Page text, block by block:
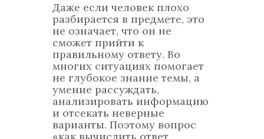
Даже если человек плохо
разбирается в предмете, это
не означает, что он не
сможет прийти к
правильному ответу. Во
многих ситуациях помогает
не глубокое знание темы, а
умение рассуждать,
анализировать информацию
и отсекать неверные
варианты. Поэтому вопрос